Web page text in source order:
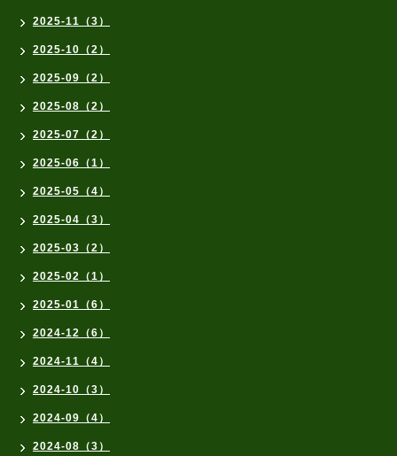
2025-11（3）
2025-10（2）
2025-09（2）
2025-08（2）
2025-07（2）
2025-06（1）
2025-05（4）
2025-04（3）
2025-03（2）
2025-02（1）
2025-01（6）
2024-12（6）
2024-11（4）
2024-10（3）
2024-09（4）
2024-08（3）